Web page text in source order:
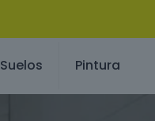
Suelos Pintura